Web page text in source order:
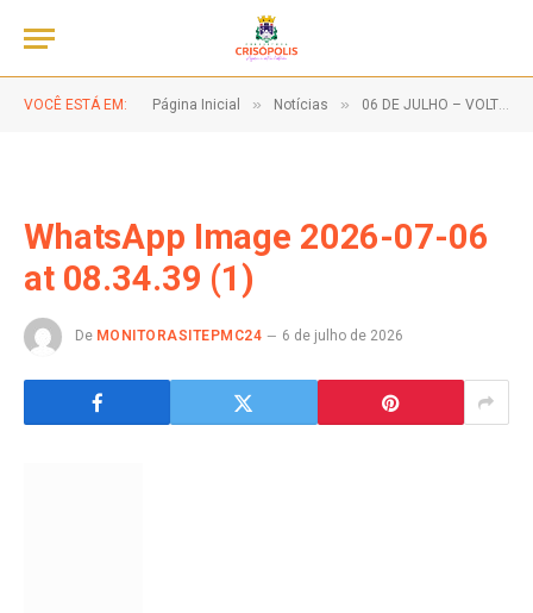
VOCÊ ESTÁ EM: Página Inicial » Notícias » 06 DE JULHO – VOLTA ÀS AULAS | REDE MUNICIPAL DE ENSINO.
WhatsApp Image 2026-07-06
at 08.34.39 (1)
De MONITORASITEPMC24 6 de julho de 2026